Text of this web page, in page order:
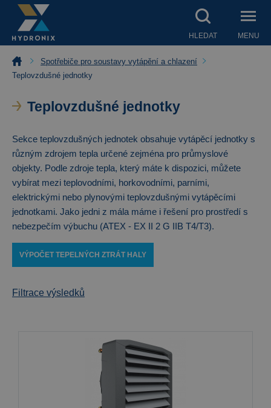
HLEDAT MENU
Spotřebiče pro soustavy vytápění a chlazení
Teplovzdušné jednotky
Teplovzdušné jednotky
Sekce teplovzdušných jednotek obsahuje vytápěcí jednotky s
různým zdrojem tepla určené zejména pro průmyslové
objekty. Podle zdroje tepla, který máte k dispozici, můžete
vybírat mezi teplovodními, horkovodními, parními,
elektrickými nebo plynovými teplovzdušnými vytápěcími
jednotkami. Jako jedni z mála máme i řešení pro prostředí s
nebezpečím výbuchu (ATEX - EX II 2 G IIB T4/T3).
VÝPOČET TEPELNÝCH ZTRÁT HALY
Filtrace výsledků